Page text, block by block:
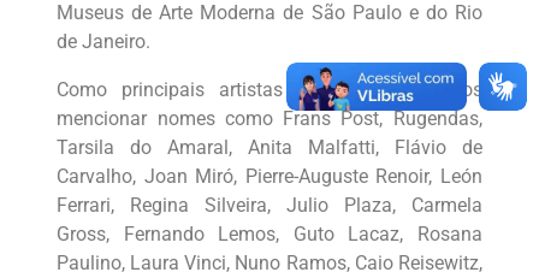
Museus de Arte Moderna de São Paulo e do Rio
de Janeiro.
Como principais artistas do acervo podemos
mencionar nomes como Frans Post, Rugendas,
Tarsila do Amaral, Anita Malfatti, Flávio de
Carvalho, Joan Miró, Pierre-Auguste Renoir, León
Ferrari, Regina Silveira, Julio Plaza, Carmela
Gross, Fernando Lemos, Guto Lacaz, Rosana
Paulino, Laura Vinci, Nuno Ramos, Caio Reisewitz,